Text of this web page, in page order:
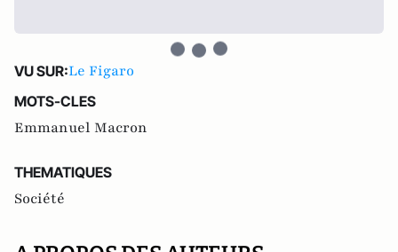
VU SUR:Le Figaro
MOTS-CLES
Emmanuel Macron
THEMATIQUES
Société